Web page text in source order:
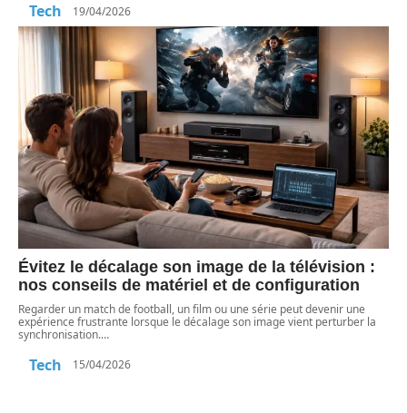
Tech 19/04/2026
Évitez le décalage son image de la télévision :
nos conseils de matériel et de configuration
Regarder un match de football, un film ou une série peut devenir une
expérience frustrante lorsque le décalage son image vient perturber la
synchronisation.…
Tech 15/04/2026